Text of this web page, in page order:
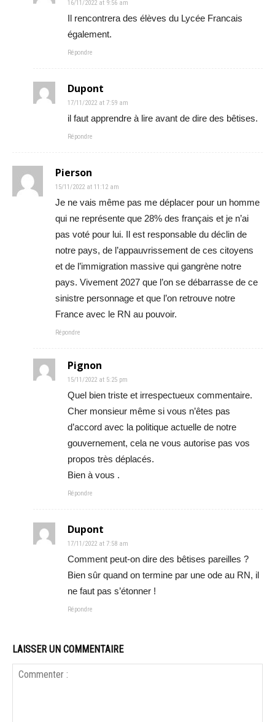
16/11/2022 at 9:56 am
Il rencontrera des élèves du Lycée Francais
également.
Répondre
Dupont
17/11/2022 at 7:59 am
il faut apprendre à lire avant de dire des bêtises.
Répondre
Pierson
15/11/2022 at 11:12 am
Je ne vais même pas me déplacer pour un homme
qui ne représente que 28% des français et je n’ai
pas voté pour lui. Il est responsable du déclin de
notre pays, de l’appauvrissement de ces citoyens
et de l’immigration massive qui gangrène notre
pays. Vivement 2027 que l’on se débarrasse de ce
sinistre personnage et que l’on retrouve notre
France avec le RN au pouvoir.
Répondre
Pignon
15/11/2022 at 5:25 pm
Quel bien triste et irrespectueux commentaire.
Cher monsieur même si vous n’êtes pas
d’accord avec la politique actuelle de notre
gouvernement, cela ne vous autorise pas vos
propos très déplacés.
Bien à vous .
Répondre
Dupont
17/11/2022 at 7:58 am
Comment peut-on dire des bêtises pareilles ?
Bien sûr quand on termine par une ode au RN, il
ne faut pas s’étonner !
Répondre
LAISSER UN COMMENTAIRE